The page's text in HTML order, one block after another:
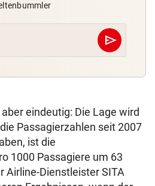
send
Abschicken
eindeutig: Die Lage wird
Passagierzahlen seit 2007
ist die
1000 Passagiere um 63
Airline-Dienstleister SITA